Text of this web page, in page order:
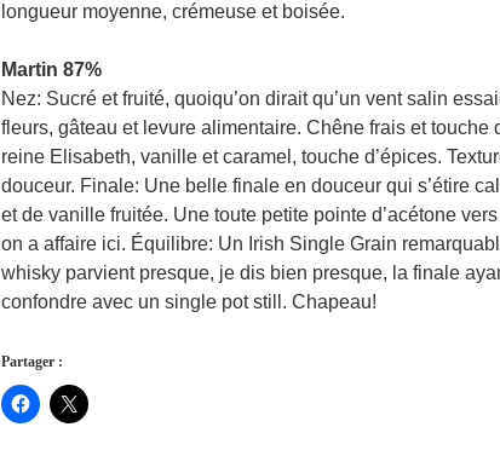
longueur moyenne, crémeuse et boisée.
Martin 87%
Nez: Sucré et fruité, quoiqu’on dirait qu’un vent salin
fleurs, gâteau et levure alimentaire. Chêne frais et
reine Elisabeth, vanille et caramel, touche d’épices.
douceur. Finale: Une belle finale en douceur qui s’étire
et de vanille fruitée. Une toute petite pointe d’acétone
on a affaire ici. Équilibre: Un Irish Single Grain
whisky parvient presque, je dis bien presque, la finale
confondre avec un single pot still. Chapeau!
Partager :